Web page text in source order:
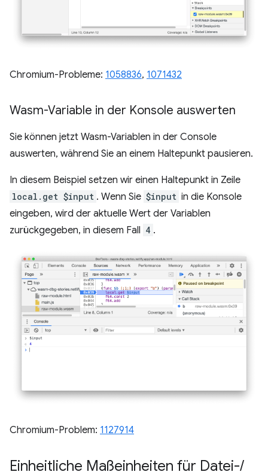
Chromium-Probleme: 1058836, 1071432
Wasm-Variable in der Konsole auswerten
Sie können jetzt Wasm-Variablen in der Console
auswerten, während Sie an einem Haltepunkt pausieren.
In diesem Beispiel setzen wir einen Haltepunkt in Zeile
local.get $input . Wenn Sie $input in die Konsole
eingeben, wird der aktuelle Wert der Variablen
zurückgegeben, in diesem Fall 4 .
Chromium-Problem: 1127914
Einheitliche Maßeinheiten für Datei-/